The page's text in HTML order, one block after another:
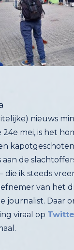
nieuws
24e mei, is het
de
die ik steeds
van
journalist. Daar
viraal op